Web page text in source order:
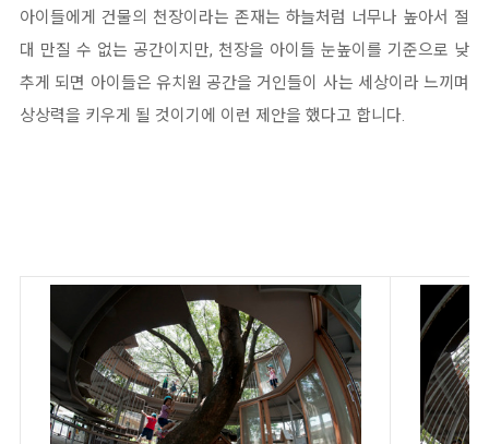
아이들에게 건물의 천장이라는 존재는 하늘처럼 너무나 높아서 절
대 만질 수 없는 공간이지만, 천장을 아이들 눈높이를 기준으로 낮
추게 되면 아이들은 유치원 공간을 거인들이 사는 세상이라 느끼며
상상력을 키우게 될 것이기에 이런 제안을 했다고 합니다.